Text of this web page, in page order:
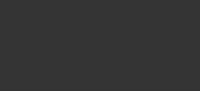
SPEZIAL スニーカー